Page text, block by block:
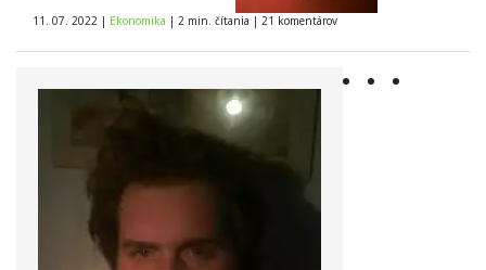
11. 07. 2022 | Ekonomika | 2 min. čítania | 21 komentárov